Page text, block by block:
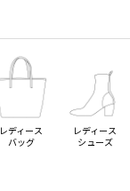
レディース
バッグ
レディース
シューズ